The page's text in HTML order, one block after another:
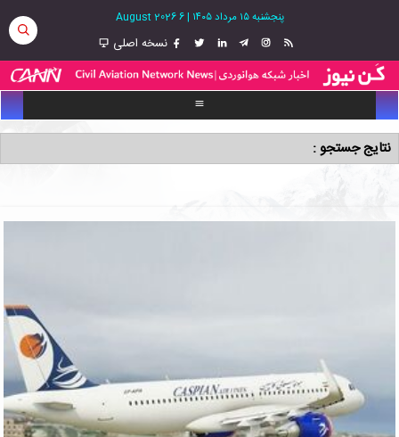
پنجشنبه ۱۵ مرداد ۱۴۰۵ |
6 August 2026
نسخه اصلی
نتایج جستجو :